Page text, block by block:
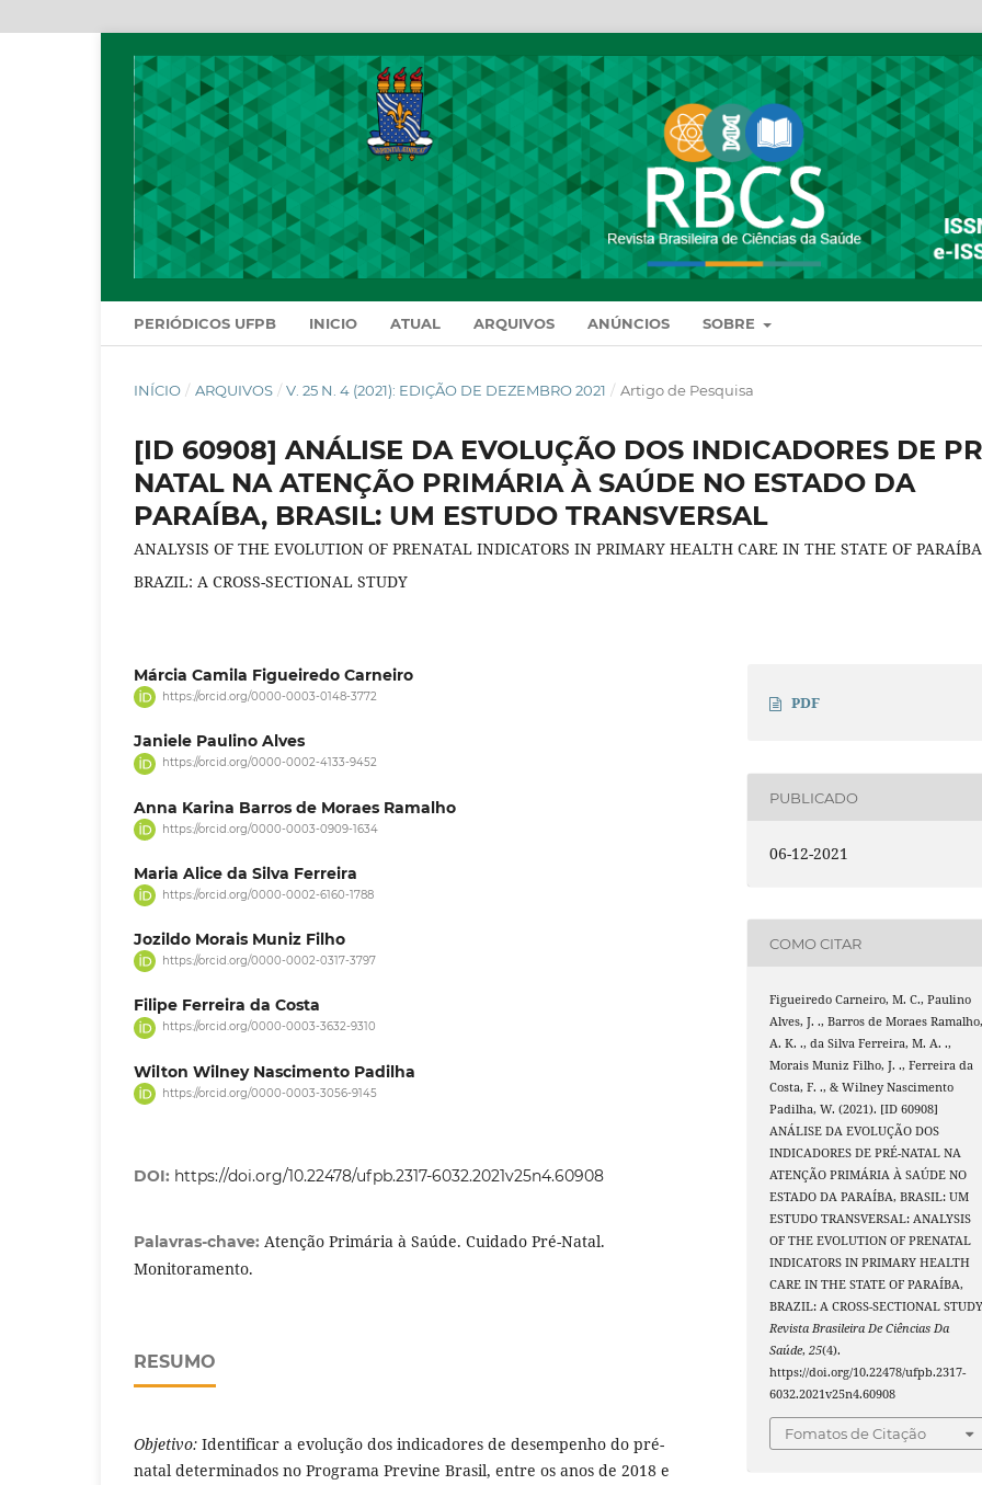
PERIÓDICOS UFPB INICIO ATUAL ARQUIVOS ANÚNCIOS SOBRE
INÍCIO / ARQUIVOS / V. 25 N. 4 (2021): EDIÇÃO DE DEZEMBRO 2021 / Artigo de Pesquisa
[ID 60908] ANÁLISE DA EVOLUÇÃO DOS INDICADORES DE
NATAL NA ATENÇÃO PRIMÁRIA À SAÚDE NO ESTADO DA
PARAÍBA, BRASIL: UM ESTUDO TRANSVERSAL
ANALYSIS OF THE EVOLUTION OF PRENATAL INDICATORS IN PRIMARY HEALTH CARE IN THE STATE OF
BRAZIL: A CROSS-SECTIONAL STUDY
Márcia Camila Figueiredo Carneiro
https://orcid.org/0000-0003-0148-3772
Janiele Paulino Alves
https://orcid.org/0000-0002-4133-9452
Anna Karina Barros de Moraes Ramalho
https://orcid.org/0000-0003-0909-1634
Maria Alice da Silva Ferreira
https://orcid.org/0000-0002-6160-1788
Jozildo Morais Muniz Filho
https://orcid.org/0000-0002-0317-3797
Filipe Ferreira da Costa
https://orcid.org/0000-0003-3632-9310
Wilton Wilney Nascimento Padilha
https://orcid.org/0000-0003-3056-9145
DOI: https://doi.org/10.22478/ufpb.2317-6032.2021v25n4.60908
Palavras-chave: Atenção Primária à Saúde. Cuidado Pré-Natal.
Monitoramento.
RESUMO
Objetivo: Identificar a evolução dos indicadores de desempenho do pré-
natal determinados no Programa Previne Brasil, entre os anos de 2018 e
PDF
PUBLICADO
06-12-2021
COMO CITAR
Figueiredo Carneiro, M. C., Paulino
Alves, J. ., Barros de Moraes
A. K. ., da Silva Ferreira, M. A. .,
Morais Muniz Filho, J. ., Ferreira da
Costa, F. ., & Wilney Nascimento
Padilha, W. (2021). [ID 60908]
ANÁLISE DA EVOLUÇÃO DOS
INDICADORES DE PRÉ-NATAL NA
ATENÇÃO PRIMÁRIA À SAÚDE NO
ESTADO DA PARAÍBA, BRASIL: UM
ESTUDO TRANSVERSAL: ANALYSIS
OF THE EVOLUTION OF PRENATAL
INDICATORS IN PRIMARY HEALTH
CARE IN THE STATE OF PARAÍBA,
BRAZIL: A CROSS-SECTIONAL
Revista Brasileira De Ciências Da
Saúde,25(4).
https://doi.org/10.22478/ufpb.2317-
6032.2021v25n4.60908
Fomatos de Citação